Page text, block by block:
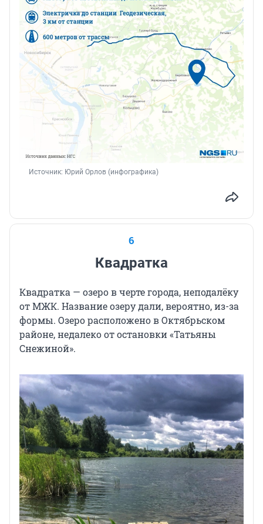
Источник: Юрий Орлов (инфографика)
6
Квадратка
Квадратка — озеро в черте города, неподалёку
от МЖК. Название озеру дали, вероятно, из-за
формы. Озеро расположено в Октябрьском
районе, недалеко от остановки «Татьяны
Снежиной».